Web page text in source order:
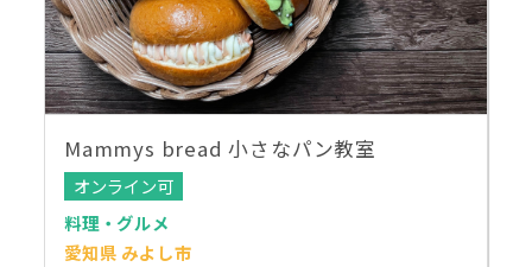
Mammys bread 小さなパン教室
オンライン可
料理・グルメ
愛知県 みよし市